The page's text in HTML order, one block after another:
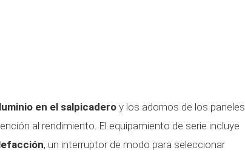
en el salpicadero y los adornos de los paneles
al rendimiento. El equipamiento de serie incluye
, un interruptor de modo para seleccionar